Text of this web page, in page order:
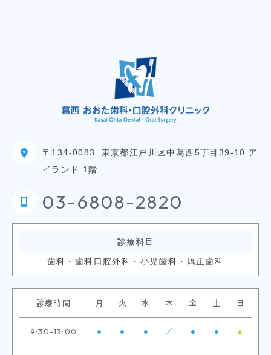
〒134-0083
東京都江戸川区中葛西5丁目39-10 ア
イランド 1階
03-6808-2820
診療科目
歯科・歯科口腔外科・小児歯科・矯正歯科
診療時間 月 火 水 木 金 土 日
9:30-13:00 ● ● ● ／ ● ● ▲